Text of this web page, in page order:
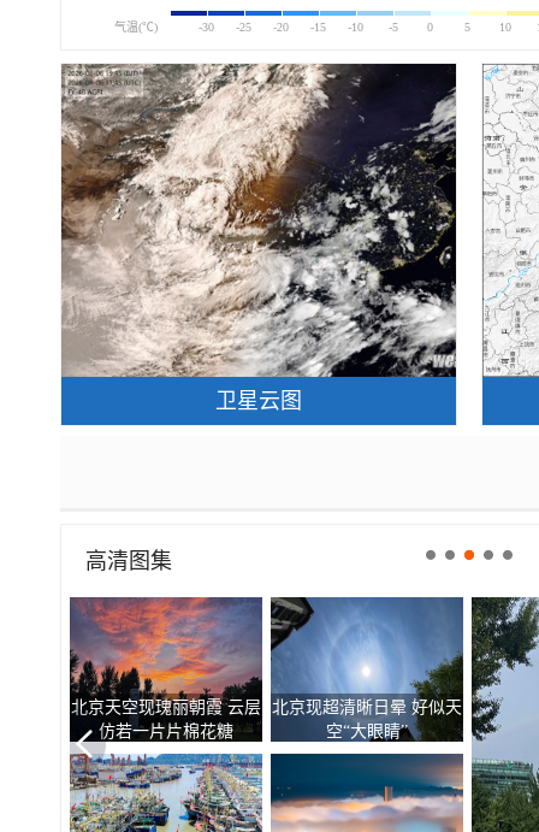
气温(℃) -30 -25 -20 -15 -10 -5 0 5 10
卫星云图
高清图集
北京天空现瑰丽朝霞 云层
仿若一片片棉花糖
北京现超清晰日晕 好似天
空“大眼睛”